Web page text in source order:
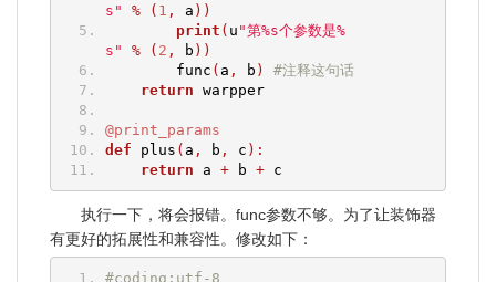
s"
% ( 1 , a ))
print ( u "第%s个参数是%
s"
% ( 2 , b ))
func ( a , b )
#注释这句话
return warpper
@print_params
def plus ( a , b , c ):
return a + b + c
执行一下，将会报错。func参数不够。为了让装饰器
有更好的拓展性和兼容性。修改如下：
#coding:utf-8